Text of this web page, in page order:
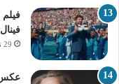
فینال
29 تیر 1405
عکس